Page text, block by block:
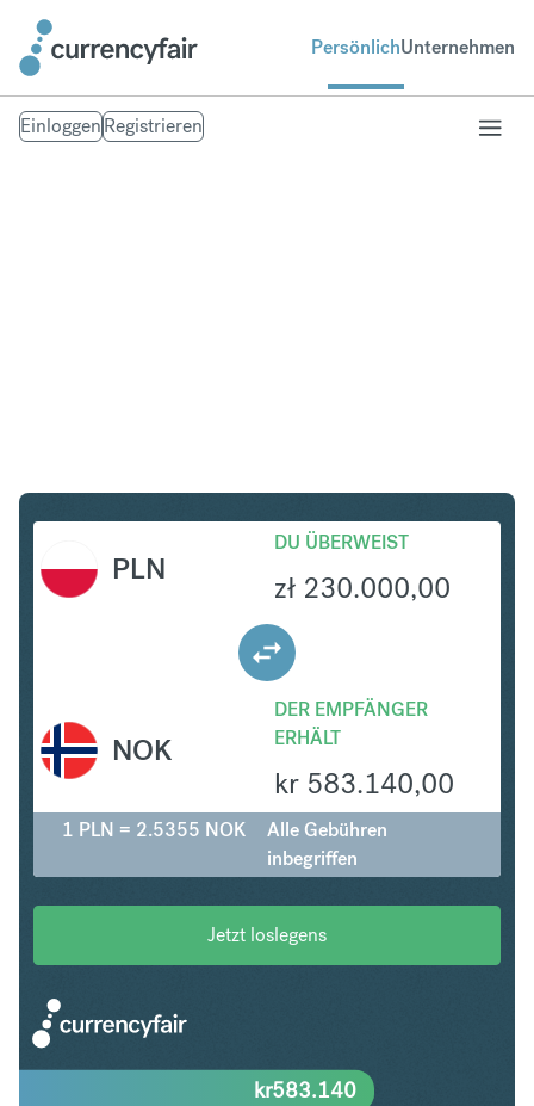
PersönlichUnternehmen
EinloggenRegistrieren
PLN
DU ÜBERWEIST
zł 230.000,00
DER EMPFÄNGER
ERHÄLT
kr 583.140,00
NOK
1 PLN = 2.5355 NOK
Alle Gebühren
inbegriffen
Jetzt loslegens
kr583.140